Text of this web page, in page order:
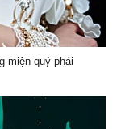
miện quý phái